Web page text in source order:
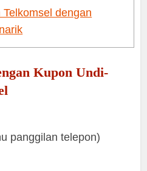
dengan
Kupon Undi-
panggilan telepon)